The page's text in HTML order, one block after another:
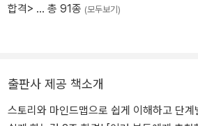
합격> … 총 91종 (모두보기)
출판사 제공 책소개
스토리와 마인드맵으로 쉽게 이해하고 단